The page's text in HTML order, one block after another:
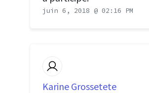
juin 6, 2018 @ 02:16 PM
Karine Grossetete